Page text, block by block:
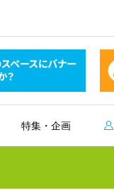
特集・企画